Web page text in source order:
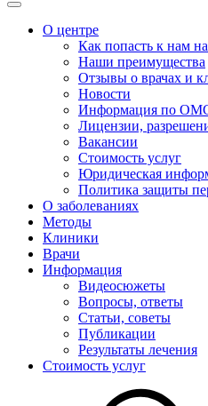
О центре
Как попасть к нам
Наши преимущества
Отзывы о врачах и
Новости
Информация по
Лицензии,
Вакансии
Стоимость услуг
Юридическая
Политика защиты
О заболеваниях
Методы
Клиники
Врачи
Информация
Видеосюжеты
Вопросы, ответы
Статьи, советы
Публикации
Результаты лечения
Стоимость услуг